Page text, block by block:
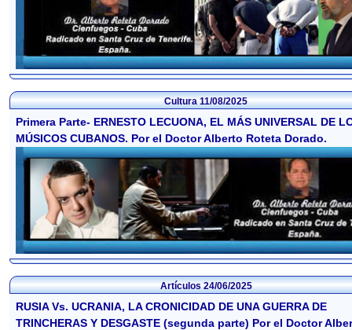
Cultura11/08/2025
Primera Parte- ERNESTO LECUONA, EL MÁS UNIVERSAL DE
MÚSICOS CUBANOS. Por el Doctor Alberto Roteta Dorado.
Artículos24/06/2025
RUSIA Vs. UCRANIA, LA CRONICIDAD DE UNA GUERRA DE
TRINCHERAS Y DESGASTE (segunda parte) Por el Doctor